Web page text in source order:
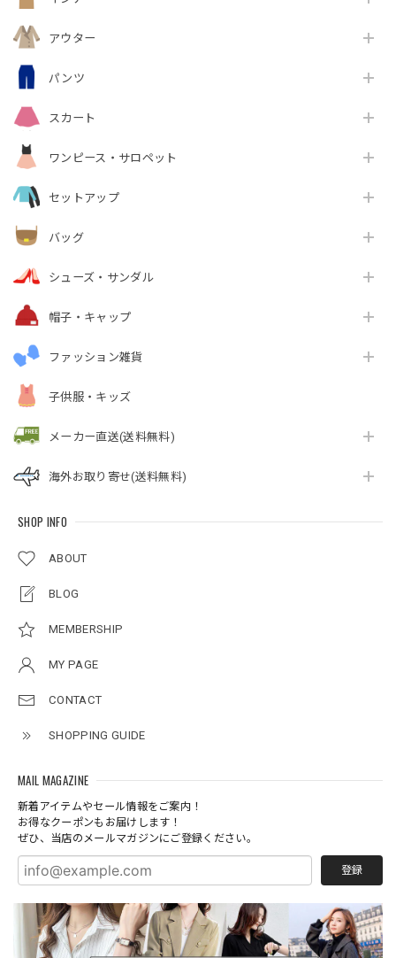
アウター
パンツ
スカート
ワンピース・サロペット
セットアップ
バッグ
シューズ・サンダル
帽子・キャップ
ファッション雑貨
子供服・キッズ
メーカー直送(送料無料)
海外お取り寄せ(送料無料)
SHOP INFO
ABOUT
BLOG
MEMBERSHIP
MY PAGE
CONTACT
SHOPPING GUIDE
MAIL MAGAZINE
新着アイテムやセール情報をご案内！
お得なクーポンもお届けします！
ぜひ、当店のメールマガジンにご登録ください。
登録